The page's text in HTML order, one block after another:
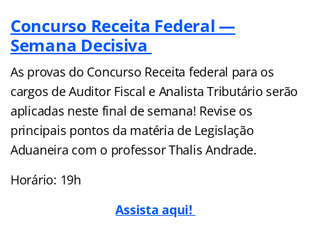
Concurso Receita Federal —
Semana Decisiva
As provas do Concurso Receita federal para os
cargos de Auditor Fiscal e Analista Tributário serão
aplicadas neste final de semana! Revise os
principais pontos da matéria de Legislação
Aduaneira com o professor Thalis Andrade.
Horário: 19h
Assista aqui!